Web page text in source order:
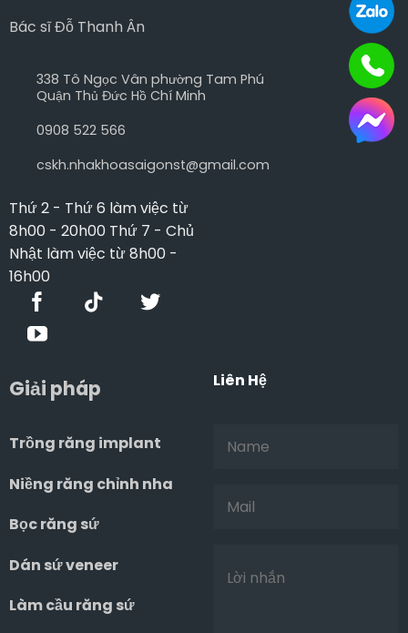
Bác sĩ Đỗ Thanh Ân
338 Tô Ngọc Vân phường Tam Phú
Quận Thủ Đức Hồ Chí Minh
0908 522 566
cskh.nhakhoasaigonst@gmail.com
Thứ 2 - Thứ 6 làm việc từ
8h00 - 20h00 Thứ 7 - Chủ
Nhật làm việc từ 8h00 -
16h00
Giải pháp
Trồng răng implant
Niềng răng chỉnh nha
Bọc răng sứ
Dán sứ veneer
Làm cầu răng sứ
Liên Hệ